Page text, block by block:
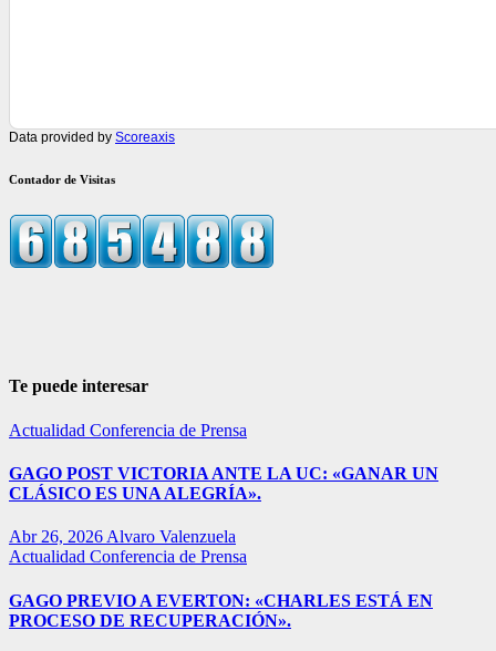
Data provided by Scoreaxis
Contador de Visitas
Te puede interesar
Actualidad Conferencia de Prensa
GAGO POST VICTORIA ANTE LA UC: «GANAR UN
CLÁSICO ES UNA ALEGRÍA».
Abr 26, 2026 Alvaro Valenzuela
Actualidad Conferencia de Prensa
GAGO PREVIO A EVERTON: «CHARLES ESTÁ EN
PROCESO DE RECUPERACIÓN».